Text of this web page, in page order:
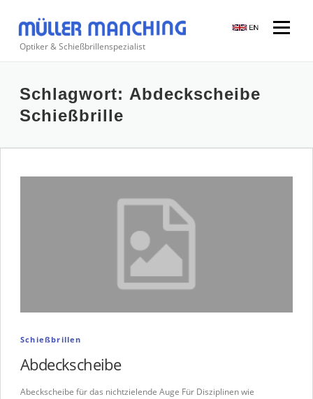
Inhalt
springen
Optiker & Schießbrillenspezialist
nach:
Menü
Schlagwort: Abdeckscheibe
Schießbrille
Schießbrillen
Abdeckscheibe
Abeckscheibe für das nichtzielende Auge Für Disziplinen wie